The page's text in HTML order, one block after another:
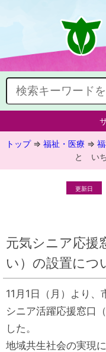
トップ⇒ 福祉・医療 ⇒
と いち
更新日
元気シニア応
い）の設置につ
11月1日（月）より
シニア活躍応援窓口
した。
地域共生社会の実現